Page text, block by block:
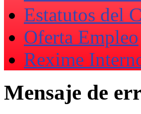
Estatutos del
Oferta Empleo
Rexime
Mensaje de